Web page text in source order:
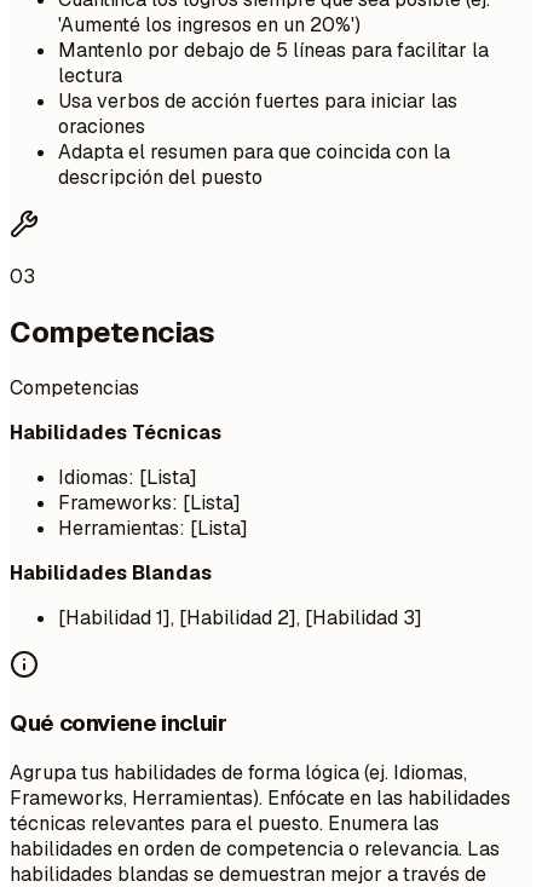
'Aumenté los ingresos en un 20%')
Mantenlo por debajo de 5 líneas para facilitar la
lectura
Usa verbos de acción fuertes para iniciar las
oraciones
Adapta el resumen para que coincida con la
descripción del puesto
03
Competencias
Competencias
Habilidades Técnicas
Idiomas: [Lista]
Frameworks: [Lista]
Herramientas: [Lista]
Habilidades Blandas
[Habilidad 1], [Habilidad 2], [Habilidad 3]
Qué conviene incluir
Agrupa tus habilidades de forma lógica (ej. Idiomas,
Frameworks, Herramientas). Enfócate en las habilidades
técnicas relevantes para el puesto. Enumera las
habilidades en orden de competencia o relevancia. Las
habilidades blandas se demuestran mejor a través de